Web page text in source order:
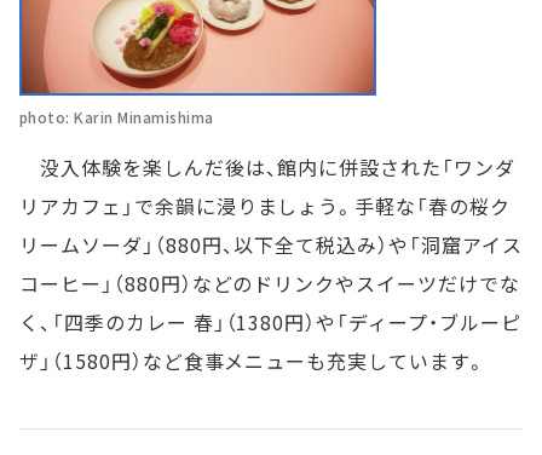
photo: Karin Minamishima
没入体験を楽しんだ後は、館内に併設された「ワンダ
リアカフェ」で余韻に浸りましょう。手軽な「春の桜ク
リームソーダ」（880円、以下全て税込み）や「洞窟アイス
コーヒー」（880円）などのドリンクやスイーツだけでな
く、「四季のカレー 春」（1380円）や「ディープ・ブルーピ
ザ」（1580円）など食事メニューも充実しています。